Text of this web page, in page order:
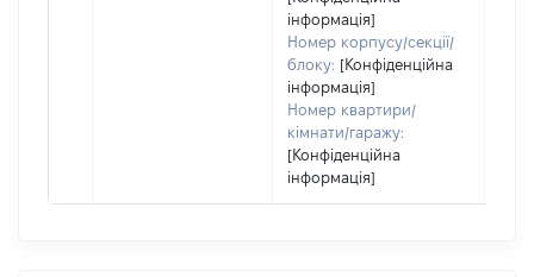
інформація]
Номер корпусу/секції/
блоку: [Конфіденційна
інформація]
Номер квартири/
кімнати/гаражу:
[Конфіденційна
інформація]